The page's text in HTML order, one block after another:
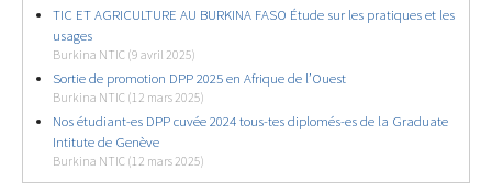
TIC ET AGRICULTURE AU BURKINA FASO Étude sur les pratiques et les
usages
Burkina NTIC (9 avril 2025)
Sortie de promotion DPP 2025 en Afrique de l’Ouest
Burkina NTIC (12 mars 2025)
Nos étudiant-es DPP cuvée 2024 tous-tes diplomés-es de la Graduate
Intitute de Genève
Burkina NTIC (12 mars 2025)